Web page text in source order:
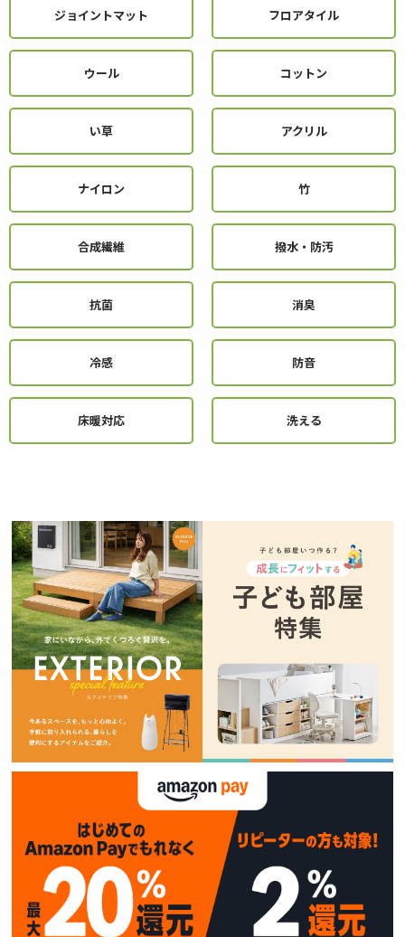
ジョイントマット フロアタイル
ウール コットン
い草 アクリル
ナイロン 竹
合成繊維 撥水・防汚
抗菌 消臭
冷感 防音
床暖対応 洗える